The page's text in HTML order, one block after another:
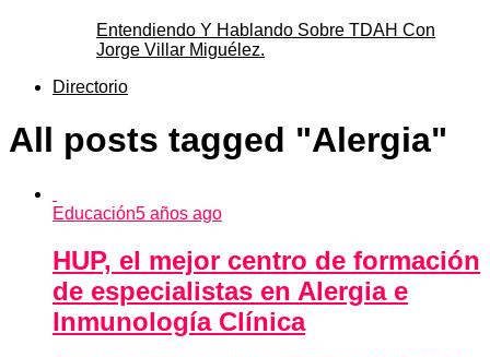
Entendiendo Y Hablando Sobre TDAH Con
Jorge Villar Miguélez.
Directorio
All posts tagged "Alergia"
Educación5 años ago
HUP, el mejor centro de formación
de especialistas en Alergia e
Inmunología Clínica